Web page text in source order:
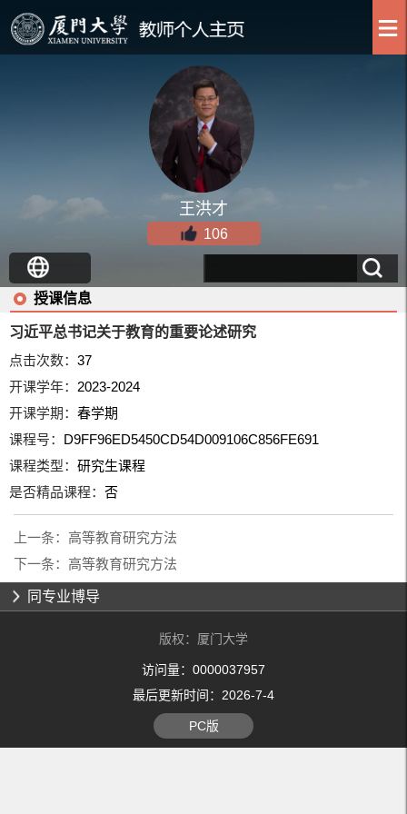
王洪才
106
授课信息
习近平总书记关于教育的重要论述研究
点击次数：37
开课学年： 2023-2024
开课学期：春学期
课程号： D9FF96ED5450CD54D009106C856FE691
课程类型：研究生课程
是否精品课程：否
上一条： 高等教育研究方法
下一条： 高等教育研究方法
同专业博导
版权：厦门大学
访问量： 0000037957
最后更新时间： 2026-7-4
PC版